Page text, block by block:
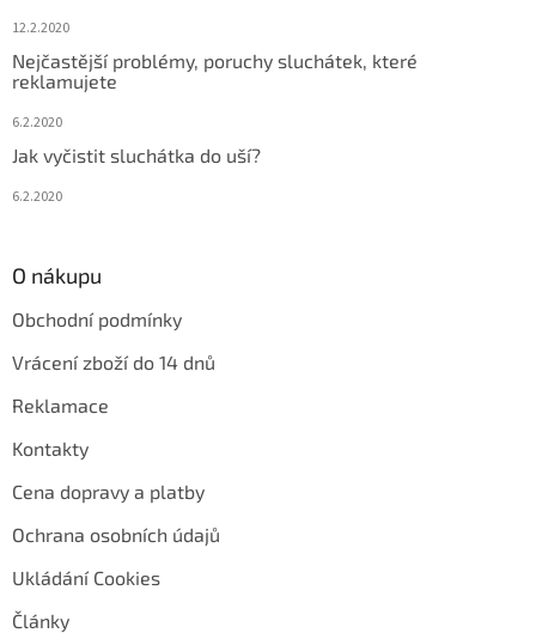
12.2.2020
Nejčastější problémy, poruchy sluchátek, které
reklamujete
6.2.2020
Jak vyčistit sluchátka do uší?
6.2.2020
O nákupu
Obchodní podmínky
Vrácení zboží do 14 dnů
Reklamace
Kontakty
Cena dopravy a platby
Ochrana osobních údajů
Ukládání Cookies
Články